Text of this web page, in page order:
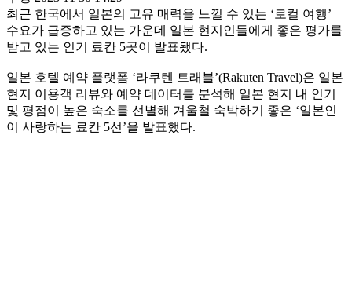
최근 한국에서 일본의 고유 매력을 느낄 수 있는 ‘로컬 여행’
수요가 급증하고 있는 가운데 일본 현지인들에게 좋은 평가를
받고 있는 인기 료칸 5곳이 발표됐다.
일본 호텔 예약 플랫폼 ‘라쿠텐 트래블’(Rakuten Travel)은 일본
현지 이용객 리뷰와 예약 데이터를 분석해 일본 현지 내 인기
및 평점이 높은 숙소를 선별해 겨울철 숙박하기 좋은 ‘일본인
이 사랑하는 료칸 5선’을 발표했다.